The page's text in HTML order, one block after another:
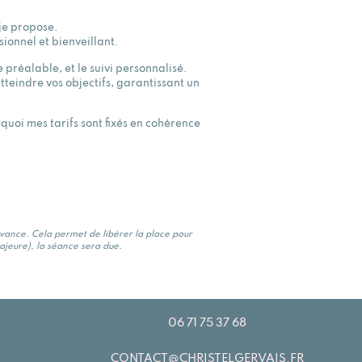
propose.
et bienveillant.
préalable, et le suivi personnalisé.
vos objectifs, garantissant un
mes tarifs sont fixés en cohérence
Cela permet de libérer la place pour
la séance sera due.
06 71 75 37 68
CONTACT@CHRISTELGERVAIS.FR